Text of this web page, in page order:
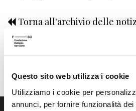
Questo sito web utilizza i cookie
Utilizziamo i cookie per
annunci, per fornire funzionalità
Torna all'archivio delle